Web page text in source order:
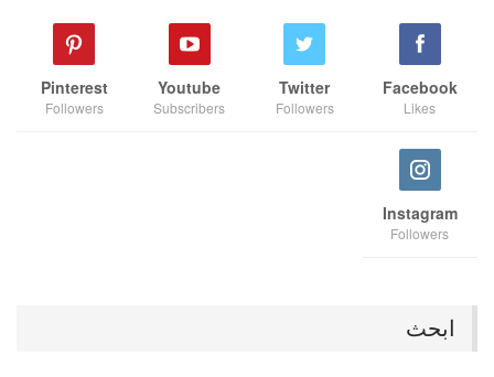
Facebook
Likes
Twitter
Followers
Youtube
Subscribers
Pinterest
Followers
Instagram
Followers
ابحث